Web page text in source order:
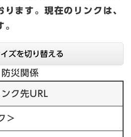
ります。現在のリンクは、
ズを切り替える
防災関係
ンク先URL
＞